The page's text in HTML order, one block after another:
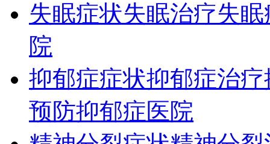
失眠症状失眠治疗失
院
抑郁症症状抑郁症治疗
预防抑郁症医院